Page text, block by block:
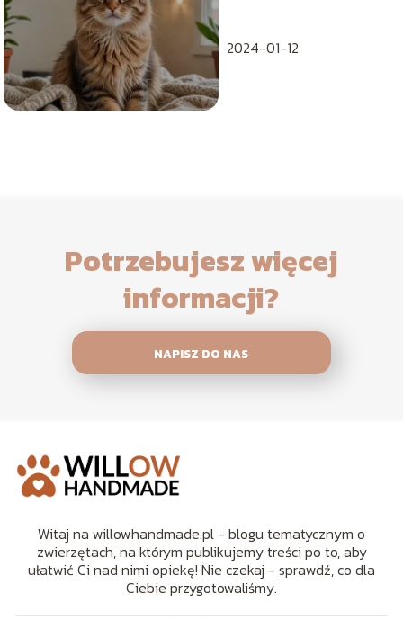
2024-01-12
Potrzebujesz więcej
informacji?
NAPISZ DO NAS
Witaj na willowhandmade.pl - blogu tematycznym o
zwierzętach, na którym publikujemy treści po to, aby
ułatwić Ci nad nimi opiekę! Nie czekaj - sprawdź, co dla
Ciebie przygotowaliśmy.